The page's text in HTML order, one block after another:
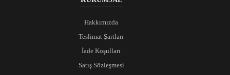
Hakkımızda
Teslimat Şartları
İade Koşulları
Satış Sözleşmesi